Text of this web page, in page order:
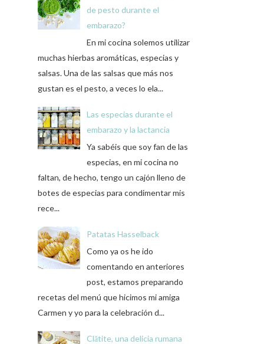
de pesto durante el
embarazo?
En mi cocina solemos utilizar
muchas hierbas aromáticas, especias y
salsas. Una de las salsas que más nos
gustan es el pesto, a veces lo ela...
Las especias durante el
embarazo y la lactancia
Ya sabéis que soy fan de las
especias, en mi cocina no
faltan, de hecho, tengo un cajón lleno de
botes de especias para condimentar mis
rece...
Patatas Hasselback
Como ya os he ido
comentando en anteriores
post, estamos preparando
recetas del menú que hicimos mi amiga
Carmen y yo para la celebración d...
Clătite, una delicia rumana